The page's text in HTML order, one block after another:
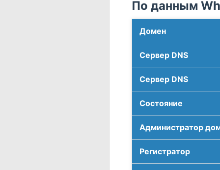
По данным
Домен
Сервер DNS
Сервер DNS
Соcтояние
Администратор
Регистратор